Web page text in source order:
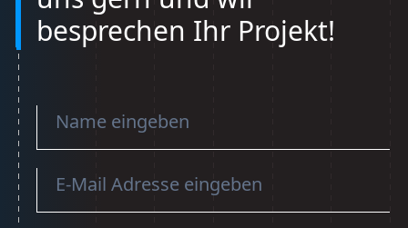
besprechen Ihr Projekt!